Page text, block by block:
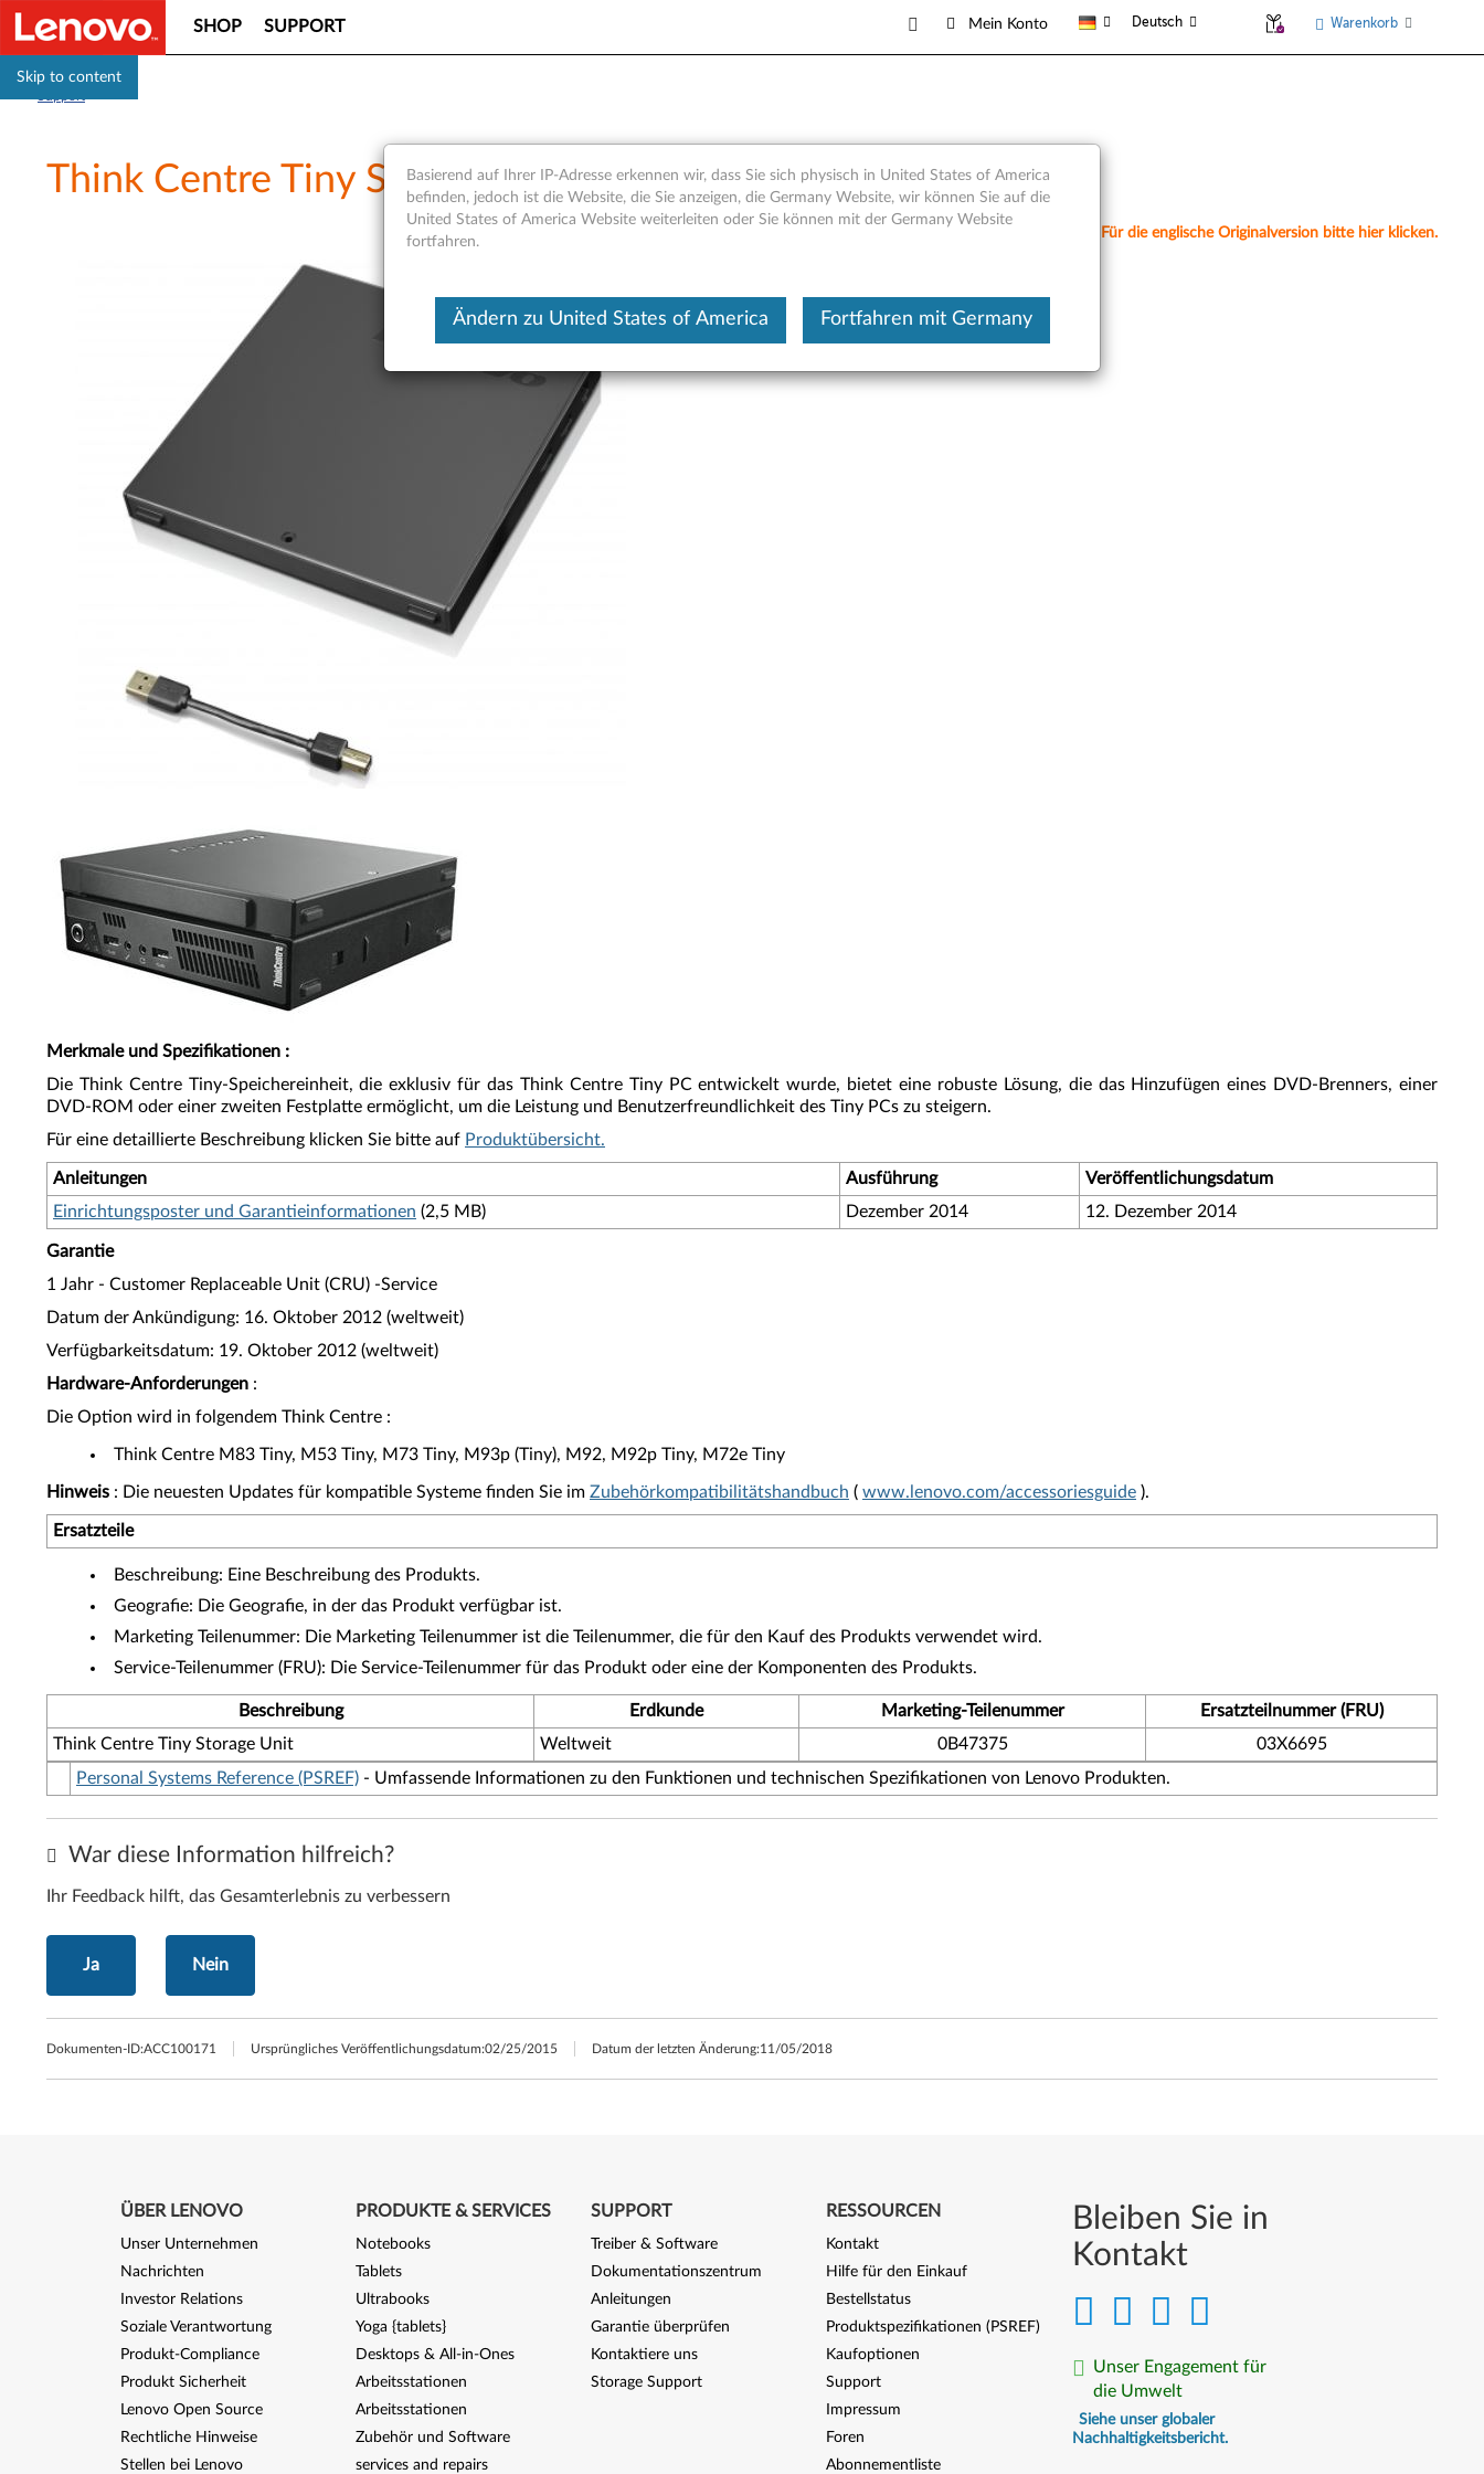
Skip to content
SHOP SUPPORT Mein Konto Deutsch Warenkorb
Think Centre Tiny Storage Unit - Übersicht und Serviceteile
Dieser Beitrag wurde maschinell übersetzt. Für die englische Originalversion bitte hier klicken.
Merkmale und Spezifikationen :
Die Think Centre Tiny-Speichereinheit, die exklusiv für das Think Centre Tiny PC entwickelt wurde, bietet eine robuste Lösung, die das Hinzufügen eines DVD-Brenners, einer
DVD-ROM oder einer zweiten Festplatte ermöglicht, um die Leistung und Benutzerfreundlichkeit des Tiny PCs zu steigern.
Für eine detaillierte Beschreibung klicken Sie bitte auf Produktübersicht.
Anleitungen Ausführung
Veröffentlichungsdatum
Einrichtungsposter und Garantieinformationen (2,5 MB) Dezember 2014 12. Dezember 2014
Garantie
1 Jahr - Customer Replaceable Unit (CRU) -Service
Datum der Ankündigung: 16. Oktober 2012 (weltweit)
Verfügbarkeitsdatum: 19. Oktober 2012 (weltweit)
Hardware-Anforderungen :
Die Option wird in folgendem Think Centre :
Think Centre M83 Tiny, M53 Tiny, M73 Tiny, M93p (Tiny), M92, M92p Tiny, M72e Tiny
Hinweis : Die neuesten Updates für kompatible Systeme finden Sie im Zubehörkompatibilitätshandbuch ( www.lenovo.com/accessoriesguide ).
Ersatzteile
Beschreibung: Eine Beschreibung des Produkts.
Geografie: Die Geografie, in der das Produkt verfügbar ist.
Marketing Teilenummer: Die Marketing Teilenummer ist die Teilenummer, die für den Kauf des Produkts verwendet wird.
Service-Teilenummer (FRU): Die Service-Teilenummer für das Produkt oder eine der Komponenten des Produkts.
Beschreibung Erdkunde Marketing-Teilenummer
Ersatzteilnummer (FRU)
Think Centre Tiny Storage Unit
Weltweit 0B47375
03X6695
Personal Systems Reference (PSREF) - Umfassende Informationen zu den Funktionen und technischen Spezifikationen von Lenovo Produkten.
War diese Information hilfreich?
Ihr Feedback hilft, das Gesamterlebnis zu verbessern
Ja Nein
Dokumenten-ID:ACC100171 Ursprüngliches Veröffentlichungsdatum:02/25/2015 Datum der letzten Änderung:11/05/2018
Bleiben Sie in
Kontakt
Unser Engagement für
die Umwelt
Siehe unser globaler
Nachhaltigkeitsbericht.
Basierend auf Ihrer IP-Adresse erkennen wir, dass Sie sich physisch in United States of America
befinden, jedoch ist die Website, die Sie anzeigen, die Germany Website, wir können Sie auf die
United States of America Website weiterleiten oder Sie können mit der Germany Website
fortfahren.
Ändern zu United States of America Fortfahren mit Germany
ÜBER LENOVO
Unser Unternehmen
Nachrichten
Investor Relations
Soziale Verantwortung
Produkt-Compliance
Produkt Sicherheit
Lenovo Open Source
Rechtliche Hinweise
Stellen bei Lenovo
PRODUKTE & SERVICES
Notebooks
Tablets
Ultrabooks
Yoga {tablets}
Desktops & All-in-Ones
Arbeitsstationen
Arbeitsstationen
Zubehör und Software
services and repairs
SUPPORT
Treiber & Software
Dokumentationszentrum
Anleitungen
Garantie überprüfen
Kontaktiere uns
Storage Support
RESSOURCEN
Kontakt
Hilfe für den Einkauf
Bestellstatus
Produktspezifikationen (PSREF)
Kaufoptionen
Support
Impressum
Foren
Abonnementliste